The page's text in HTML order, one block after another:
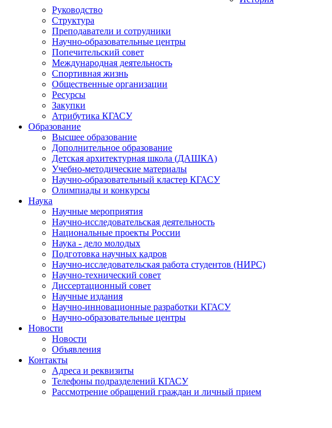
Руководство
Структура
Преподаватели и сотрудники
Научно-образовательные центры
Попечительский совет
Международная деятельность
Спортивная жизнь
Общественные организации
Ресурсы
Закупки
Атрибутика КГАСУ
Образование
Высшее образование
Дополнительное образование
Детская архитектурная школа (ДАШКА)
Учебно-методические материалы
Научно-образовательный кластер КГАСУ
Олимпиады и конкурсы
Наука
Научные мероприятия
Научно-исследовательская деятельность
Национальные проекты России
Наука - дело молодых
Подготовка научных кадров
Научно-исследовательская работа студентов (НИРС)
Научно-технический совет
Диссертационный совет
Научные издания
Научно-инновационные разработки КГАСУ
Научно-образовательные центры
Новости
Новости
Объявления
Контакты
Адреса и реквизиты
Телефоны подразделений КГАСУ
Рассмотрение обращений граждан и личный прием